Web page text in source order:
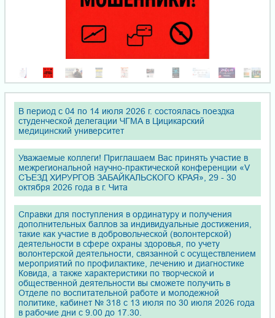
В период с 04 по 14 июля 2026 г. состоялась поездка
студенческой делегации ЧГМА в Цицикарский
медицинский университет
Уважаемые коллеги! Приглашаем Вас принять участие в
межрегиональной научно-практической конференции «V
СЪЕЗД ХИРУРГОВ ЗАБАЙКАЛЬСКОГО КРАЯ», 29 - 30
октября 2026 года в г. Чита
Справки для поступления в ординатуру и получения
дополнительных баллов за индивидуальные достижения,
такие как участие в добровольческой (волонтерской)
деятельности в сфере охраны здоровья, по учету
волонтерской деятельности, связанной с осуществлением
мероприятий по профилактике, лечению и диагностике
Ковида, а также характеристики по творческой и
общественной деятельности вы сможете получить в
Отделе по воспитательной работе и молодежной
политике, кабинет № 318 с 13 июля по 30 июля 2026 года
в рабочие дни с 9.00 до 17.30.